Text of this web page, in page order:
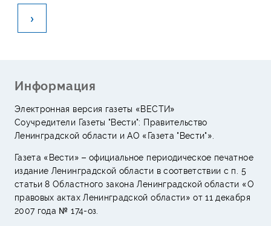
›
Информация
Электронная версия газеты «ВЕСТИ»
Соучредители Газеты "Вести": Правительство
Ленинградской области и АО «Газета "Вести"».
Газета «Вести» – официальное периодическое печатное
издание Ленинградской области в соответствии с п. 5
статьи 8 Областного закона Ленинградской области «О
правовых актах Ленинградской области» от 11 декабря
2007 года № 174-оз.